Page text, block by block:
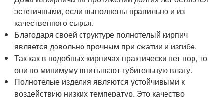
эстетичными, если выполнены правильно и из
качественного сырья.
Благодаря своей структуре полнотелый кирпич
является довольно прочным при сжатии и изгибе.
Так как в подобных кирпичах практически нет пор, то
они по минимуму впитывают губительную влагу.
Полнотелые изделия являются устойчивыми к
воздействию низких температур. Это качество